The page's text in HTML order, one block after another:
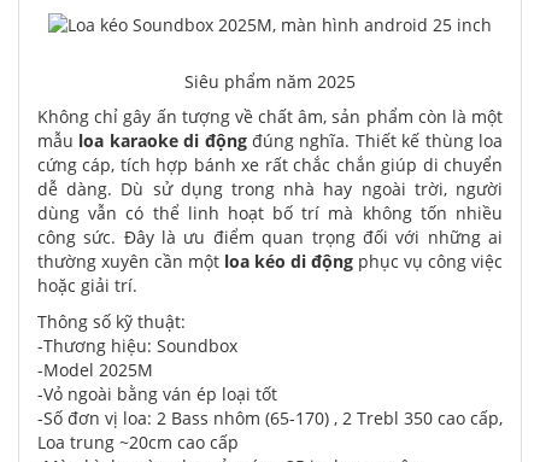
Siêu phẩm năm 2025
Không chỉ gây ấn tượng về chất âm, sản phẩm còn là một
mẫu loa karaoke di độngđúng nghĩa. Thiết kế thùng loa
cứng cáp, tích hợp bánh xe rất chắc chắn giúp di chuyển
dễ dàng. Dù sử dụng trong nhà hay ngoài trời, người
dùng vẫn có thể linh hoạt bố trí mà không tốn nhiều
công sức. Đây là ưu điểm quan trọng đối với những ai
thường xuyên cần một loa kéo di động phục vụ công việc
hoặc giải trí.
Thông số kỹ thuật:
-Thương hiệu: Soundbox
-Model 2025M
-Vỏ ngoài bằng ván ép loại tốt
-Số đơn vị loa: 2 Bass nhôm (65-170) , 2 Trebl 350 cao cấp,
Loa trung ~20cm cao cấp